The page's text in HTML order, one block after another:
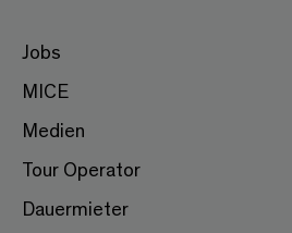
Jobs
MICE
Medien
Tour Operator
Dauermieter